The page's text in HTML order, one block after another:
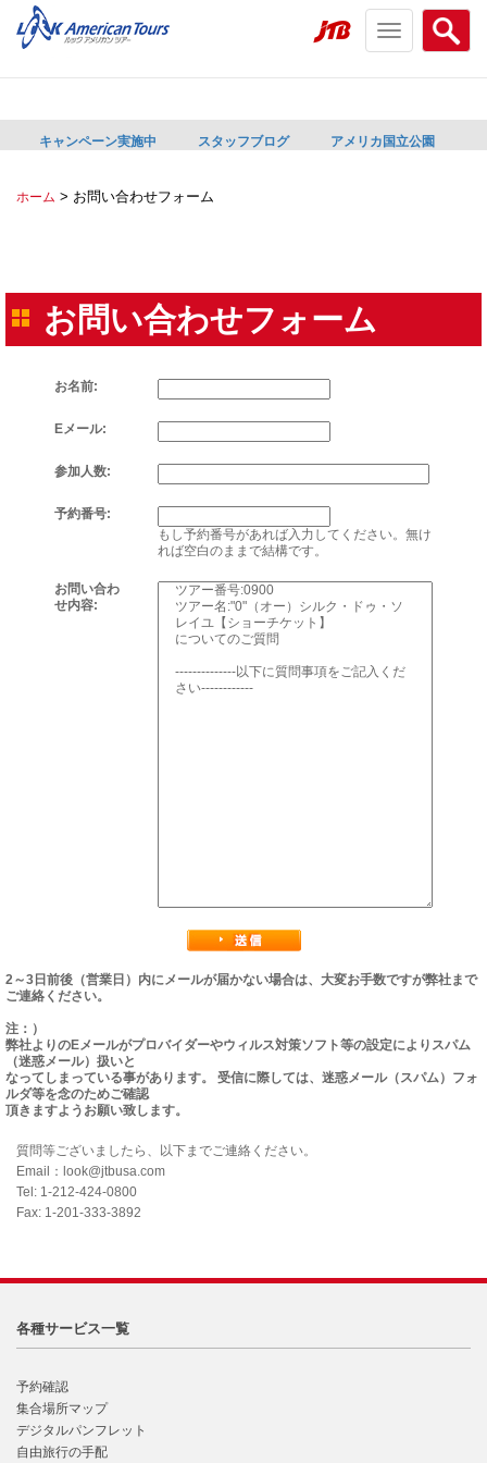
Search
menu
Toggle
navigation
キャンペーン実施中 スタッフブログ アメリカ国立公園
ホーム > お問い合わせフォーム
お問い合わせフォーム
お名前:
Eメール:
参加人数:
予約番号:
もし予約番号があれば入力してください。無け
れば空白のままで結構です。
お問い合わ
せ内容:
2～3日前後（営業日）内にメールが届かない場合は、大変お手数ですが弊社まで
ご連絡ください。
注：）
弊社よりのEメールがプロバイダーやウィルス対策ソフト等の設定によりスパム
（迷惑メール）扱いと
なってしまっている事があります。 受信に際しては、迷惑メール（スパム）フォ
ルダ等を念のためご確認
頂きますようお願い致します。
質問等ございましたら、以下までご連絡ください。
Email：look@jtbusa.com
Tel: 1-212-424-0800
Fax: 1-201-333-3892
各種サービス一覧
予約確認
集合場所マップ
デジタルパンフレット
自由旅行の手配